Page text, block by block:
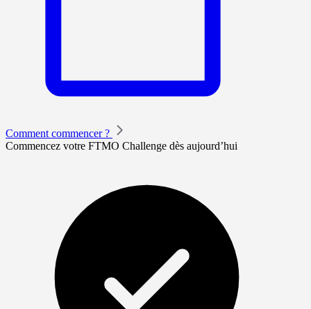
Comment commencer ?
Commencez votre FTMO Challenge dès aujourd’hui